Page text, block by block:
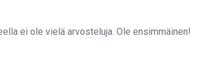
ei ole vielä arvosteluja. Ole ensimmäinen!